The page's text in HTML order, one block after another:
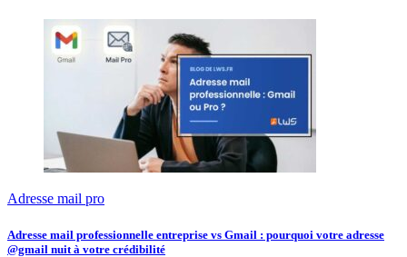
Adresse mail pro
Adresse mail professionnelle entreprise vs Gmail : pourquoi votre adresse
@gmail nuit à votre crédibilité